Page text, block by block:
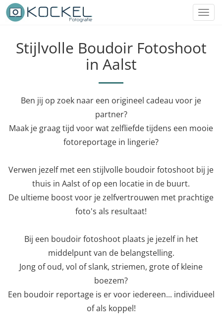
Stijlvolle Boudoir Fotoshoot
in Aalst
Ben jij op zoek naar een origineel cadeau voor je
partner?
Maak je graag tijd voor wat zelfliefde tijdens een mooie
fotoreportage in lingerie?
Verwen jezelf met een stijlvolle boudoir fotoshoot bij je
thuis in Aalst of op een locatie in de buurt.
De ultieme boost voor je zelfvertrouwen met prachtige
foto's als resultaat!
Bij een boudoir fotoshoot plaats je jezelf in het
middelpunt van de belangstelling.
Jong of oud, vol of slank, striemen, grote of kleine
boezem?
Een boudoir reportage is er voor iedereen... individueel
of als koppel!